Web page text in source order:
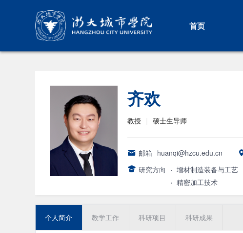
首页
齐欢
教授 硕士生导师
邮箱 huanqi@hzcu.edu.cn
研究方向
· 增材制造装备与工艺
· 精密加工技术
个人简介 教学工作 科研项目 科研成果